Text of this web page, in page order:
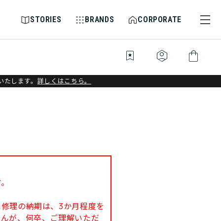
STORIES BRANDS CORPORATE
bookmark_star identity_platform shopping_bag
します。 詳しくはこちら。
理の納期は、3か月程度を
が、何卒、ご理解いただ